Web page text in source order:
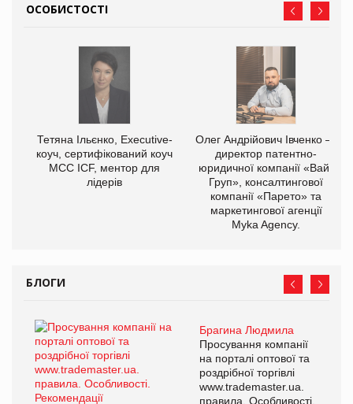
ОСОБИСТОСТІ
Тетяна Ільєнко, Executive-
коуч, сертифікований коуч
МСС ICF, ментор для
лідерів
Олег Андрійович Івченко —
директор патентно-
юридичної компанії «Вайз
Груп», консалтингової
компанії «Парето» та
маркетингової агенції
Myka Agency.
БЛОГИ
Брагина Людмила
Просування компанії
на порталі оптової та
роздрібної торгівлі
www.trademaster.ua.
правила. Особливості.